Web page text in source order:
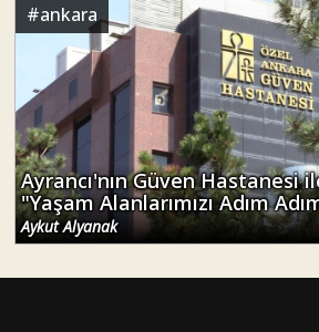
#ankara
Ayrancı'nın Güven Hastanesi
"Yaşam Alanlarımızı Adım
Aykut Alyanak